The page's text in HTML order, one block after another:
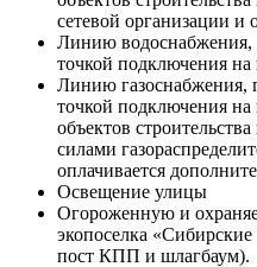
сетевой организации и
Линию водоснабжения,
точкой подключения на
Линию газоснабжения,
точкой подключения
объектов
силами
оплачивается
Освещение улицы
Огороженную и
экопоселка
пост КПП и шлагбаум).